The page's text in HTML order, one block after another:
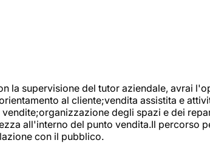
la supervisione del tutor aziendale, avrai
al cliente;vendita assistita e
degli spazi e dei
all'interno del punto vendita.Il percorso
con il pubblico.